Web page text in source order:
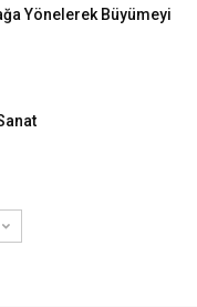
Yönelerek Büyümeyi